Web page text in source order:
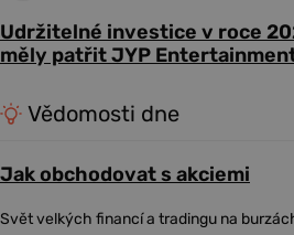
Udržitelné investice v roce
měly patřit JYP
Vědomosti dne
Jak obchodovat s akciemi
Svět velkých financí a tradingu na